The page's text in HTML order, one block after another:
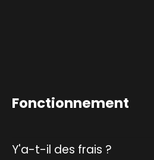
Fonctionnement
Y'a-t-il des frais ?